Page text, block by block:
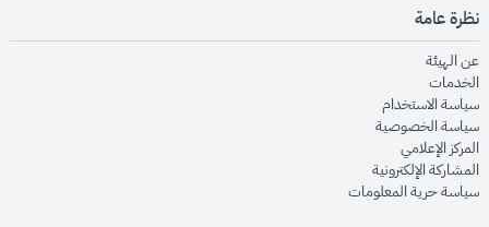
نظرة عامة
عن الهيئةopens in new window
الخدماتopens in new window
سياسة الاستخدام
سياسة الخصوصيةopens in new window
المركز الإعلاميopens in new window
المشاركة الإلكترونيةopens in new window
سياسة حرية المعلوماتopens in new window